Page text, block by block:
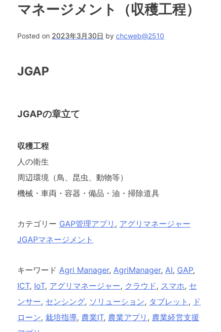
マネージメント（収穫工程）
Posted on 2023年3月30日 by chcweb@2510
JGAP
JGAPの章立て
収穫工程
人の衛生
周辺環境（鳥、昆虫、動物等）
機械・車両・容器・備品・油・掃除道具
カテゴリー GAP管理アプリ , アグリマネージャー
JGAPマネージメント
キーワード Agri Manager, AgriManager, AI, GAP,
ICT, IoT, アグリマネージャー, クラウド, スマホ, セ
ンサー, センシング, ソリューション, タブレット , ド
ローン, 栽培指導, 農業IT, 農業アプリ , 農業経営支援